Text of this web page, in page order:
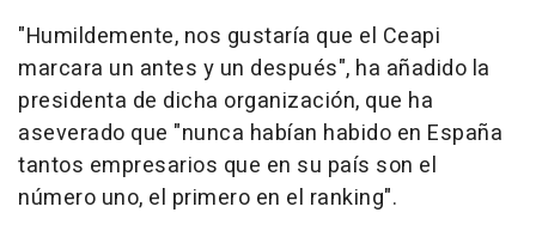
"Humildemente, nos gustaría que el Ceapi
marcara un antes y un después", ha añadido la
presidenta de dicha organización, que ha
aseverado que "nunca habían habido en España
tantos empresarios que en su país son el
número uno, el primero en el ranking".